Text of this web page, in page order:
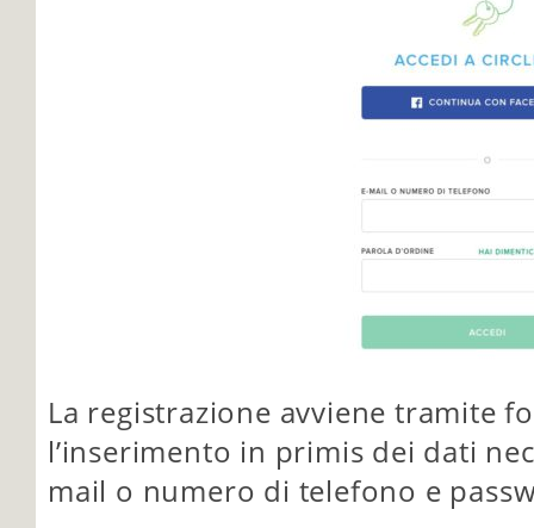
La registrazione avviene tramite
l’inserimento in primis dei dati
mail o numero di telefono e